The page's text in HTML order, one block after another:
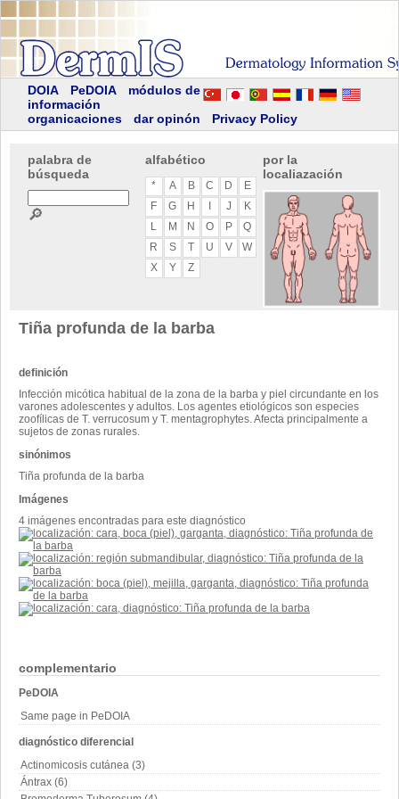
DOIA PeDOIA
módulos de
información
organicaciones
dar opinón Privacy Policy
palabra de
búsqueda
🔎
alfabético
* A B C D
E
F
G H J
K
L
M N O P
Q
R
S T U V
W
X
Y Z
por la
localiazación
complementario
PeDOIA
Same page in PeDOIA
diagnóstico diferencial
Actinomicosis cutánea (3)
Ántrax (6)
Tiña profunda de la barba
definición
Infección micótica habitual de la zona de la barba y piel circundante en los
varones adolescentes y adultos. Los agentes etiológicos son especies
zoofílicas de T. verrucosum y T. mentagrophytes. Afecta principalmente a
sujetos de zonas rurales.
sinónimos
Tiña profunda de la barba
Imágenes
4 imágenes encontradas para este diagnóstico